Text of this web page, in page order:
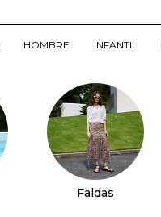
HOMBRE INFANTIL
Faldas